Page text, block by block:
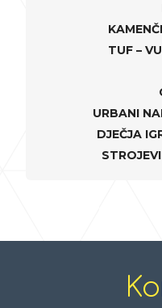
TUF –
URBANI
DJEČJA